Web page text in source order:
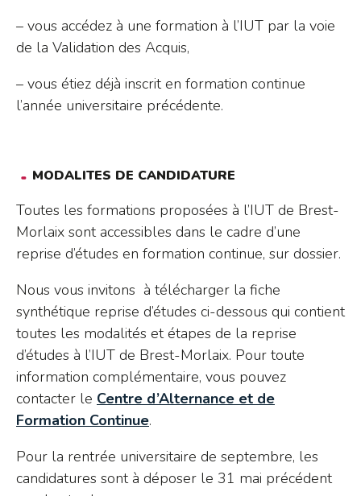
– vous accédez à une formation à l’IUT par la voie
de la Validation des Acquis,
– vous étiez déjà inscrit en formation continue
l’année universitaire précédente.
MODALITES DE CANDIDATURE
Toutes les formations proposées à l’IUT de Brest-
Morlaix sont accessibles dans le cadre d’une
reprise d’études en formation continue, sur dossier.
Nous vous invitons à télécharger la fiche
synthétique reprise d’études ci-dessous qui contient
toutes les modalités et étapes de la reprise
d’études à l’IUT de Brest-Morlaix. Pour toute
information complémentaire, vous pouvez
contacter le Centre d’Alternance et de
Formation Continue.
Pour la rentrée universitaire de septembre, les
candidatures sont à déposer le 31 mai précédent